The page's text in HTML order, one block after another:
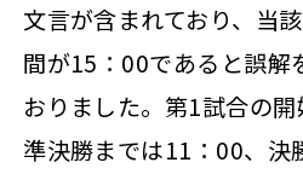
文言が含まれており、当
間が15：00であると誤解
おりました。第1試合の
準決勝までは11：00、決